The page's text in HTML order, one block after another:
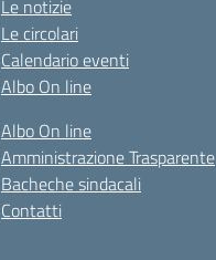
Le notizie
Le circolari
Calendario eventi
Albo On line
Albo On line
Amministrazione Trasparente
Bacheche sindacali
Contatti